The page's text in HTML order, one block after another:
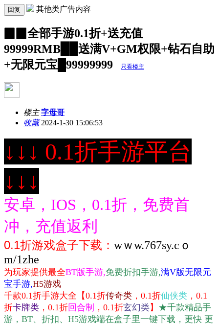
回复 其他类广告内容
▉▉全部手游0.1折+送充值
99999RMB▉▉送满V+GM权限+钻石自助
+无限元宝█99999999
只看楼主
楼主 字母哥
收藏2024-1-30 15:06:53
↓↓↓ 0.1折手游平台
↓↓↓
安卓，IOS，0.1折，免费首
冲，充值返利
0.1折游戏盒子下载： wｗw.767sy.cｏ
m/1zhe
为玩家提供最全BT版手游,免费折扣手游,满V版无限元
宝手游,H5游戏
千款0.1折手游大全 【0.1折传奇类 ， 0.1折仙侠类 ， 0.1
折卡牌类 ， 0.1折回合制 ， 0.1折玄幻类】 ★千款精品手
游，BT、折扣、H5游戏端在盒子里一键下载，更快 更